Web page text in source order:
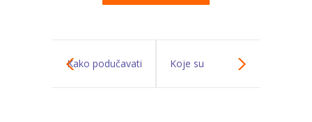
Kako podučavati Koje su